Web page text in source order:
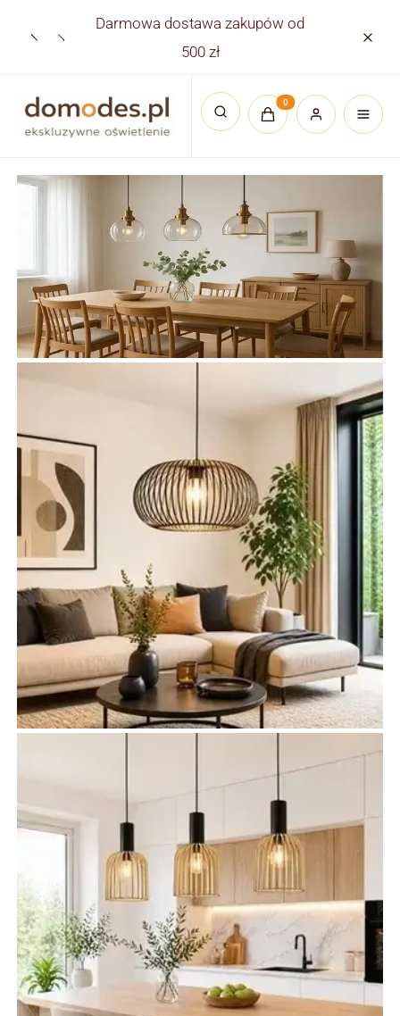
Darmowa dostawa zakupów od
500 zł
Otwórz wyszukiwarkę
Produkty w
Lampy wiszące
Lampy do salonu